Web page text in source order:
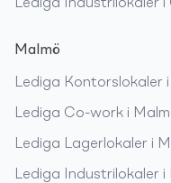
Lediga Industrilokaler i
Malmö
Lediga Kontorslokaler i
Lediga Co-work i
Lediga Lagerlokaler i
Lediga Industrilokaler i